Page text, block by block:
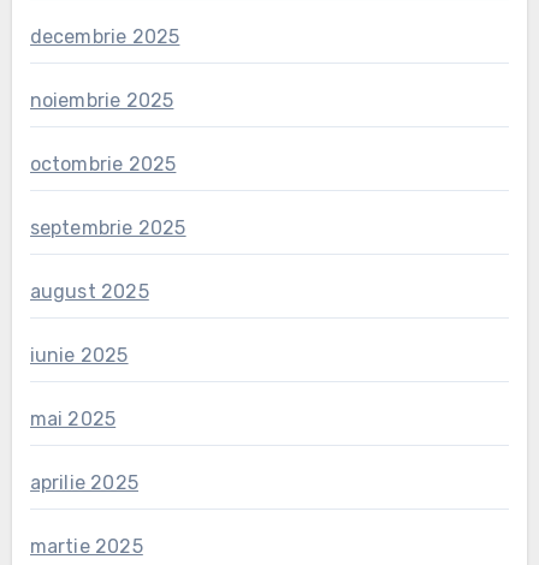
decembrie 2025
noiembrie 2025
octombrie 2025
septembrie 2025
august 2025
iunie 2025
mai 2025
aprilie 2025
martie 2025